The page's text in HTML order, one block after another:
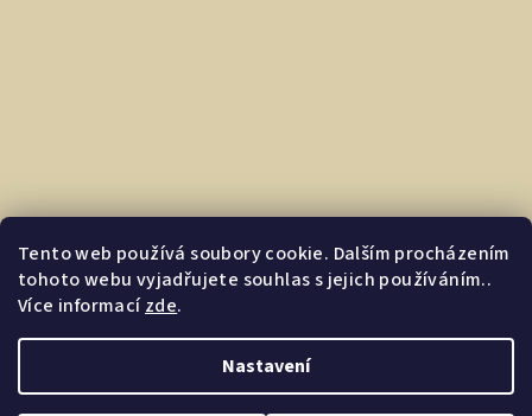
Tento web používá soubory cookie. Dalším procházením
tohoto webu vyjadřujete souhlas s jejich používáním..
Více informacízde.
Nastavení